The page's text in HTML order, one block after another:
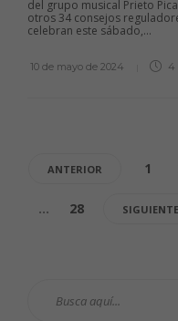
del grupo musical Prieto
otros 34 consejos
celebran este sábado,...
10 de mayo de 2024 4
ANTERIOR 1
… 28 SIGUIENTE